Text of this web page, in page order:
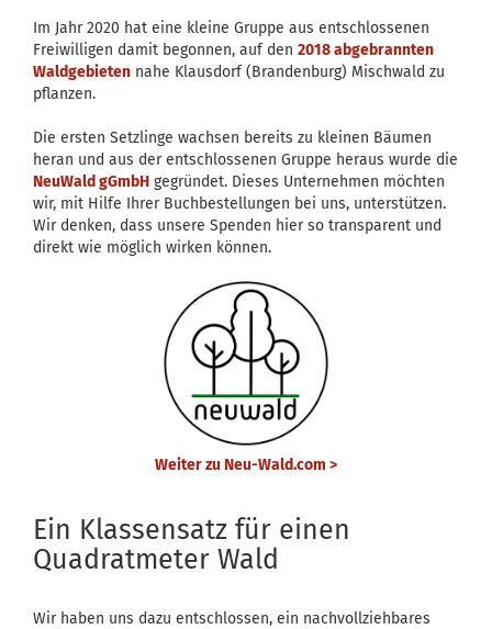
Im Jahr 2020 hat eine kleine Gruppe aus entschlossenen
Freiwilligen damit begonnen, auf den 2018 abgebrannten
Waldgebieten nahe Klausdorf (Brandenburg) Mischwald zu
pflanzen.
Die ersten Setzlinge wachsen bereits zu kleinen Bäumen
heran und aus der entschlossenen Gruppe heraus wurde die
NeuWald gGmbH gegründet. Dieses Unternehmen möchten
wir, mit Hilfe Ihrer Buchbestellungen bei uns, unterstützen.
Wir denken, dass unsere Spenden hier so transparent und
direkt wie möglich wirken können.
Weiter zu Neu-Wald.com >
Ein Klassensatz für einen
Quadratmeter Wald
Wir haben uns dazu entschlossen, ein nachvollziehbares